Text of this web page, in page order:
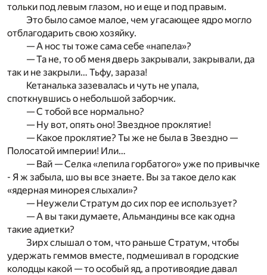
тольки под левым глазом, но и еще и под правым.
Это было самое малое, чем угасающее ядро могло
отблагодарить свою хозяйку.
— А нос ты тоже сама себе «напела»?
— Та не, то об меня дверь закрывали, закрывали, да
так и не закрыли… Тьфу, зараза!
Кетаналька зазевалась и чуть не упала,
споткнувшись о небольшой заборчик.
— С тобой все нормально?
— Ну вот, опять оно! Звездное проклятие!
— Какое проклятие? Ты же не была в Звездно —
Полосатой империи! Или…
— Вай — Селка «лепила горбатого» уже по привычке
- Я ж забыла, шо вы все знаете. Вы за такое дело как
«ядерная минорея слыхали»?
— Неужели Стратум до сих пор ее использует?
— А вы таки думаете, Альмандины все как одна
такие адиетки?
Зирх слышал о том, что раньше Стратум, чтобы
удержать геммов вместе, подмешивал в городские
колодцы какой — то особый яд, а противоядие давал